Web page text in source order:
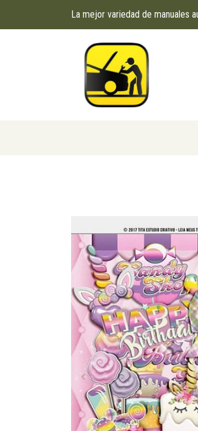
La mejor variedad de manuales